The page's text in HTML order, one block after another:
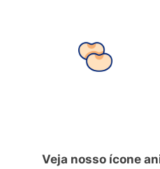
Veja nosso ícone